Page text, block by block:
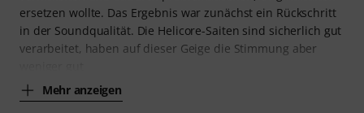
ersetzen wollte. Das Ergebnis war zunächst ein Rückschritt
in der Soundqualität. Die Helicore-Saiten sind sicherlich gut
verarbeitet, haben auf dieser Geige die Stimmung aber
Mehr anzeigen